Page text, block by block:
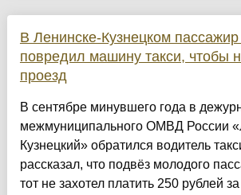
В Ленинске-Кузнецком пассажир
повредил машину такси, чтобы
проезд
В сентябре минувшего года в
межмуниципального ОМВД России
Кузнецкий» обратился водитель
рассказал, что подвёз молодого
тот не захотел платить 250 рублей за